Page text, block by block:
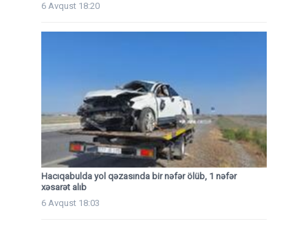
6 Avqust 18:20
Hacıqabulda yol qəzasında bir nəfər ölüb, 1 nəfər
xəsarət alıb
6 Avqust 18:03